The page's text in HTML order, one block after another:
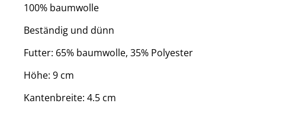
100% baumwolle
Beständig und dünn
Futter: 65% baumwolle, 35% Polyester
Höhe: 9 cm
Kantenbreite: 4.5 cm